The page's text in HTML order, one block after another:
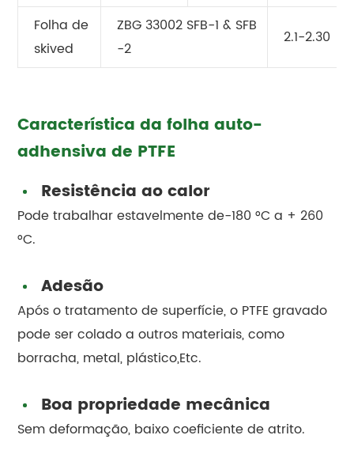
Folha de
skived
ZBG 33002 SFB-1 & SFB
-2
2.1-2.30
Característica da folha auto-
adhensiva de PTFE
Resistência ao calor
Pode trabalhar estavelmente de-180 °C a + 260
°C.
Adesão
Após o tratamento de superfície, o PTFE gravado
pode ser colado a outros materiais, como
borracha, metal, plástico,Etc.
Boa propriedade mecânica
Sem deformação, baixo coeficiente de atrito.